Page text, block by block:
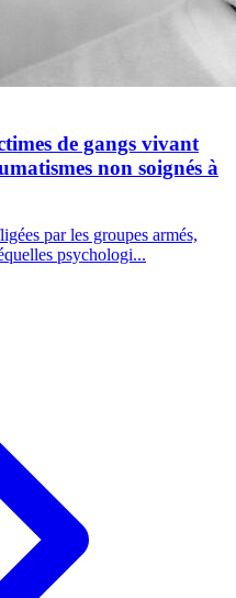
de gangs vivant
non soignés à
par les groupes armés,
psychologi...